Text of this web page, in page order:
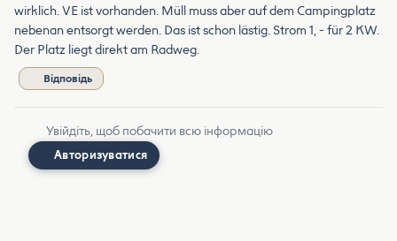
wirklich. VE ist vorhanden. Müll muss aber auf dem Campingplatz
nebenan entsorgt werden. Das ist schon lästig. Strom 1, - für 2 KW.
Der Platz liegt direkt am Radweg.
Відповідь
Увійдіть, щоб побачити всю інформацію
Авторизуватися